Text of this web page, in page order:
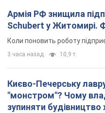
Армія РФ знищила
Schubert у Житомирі.
Коли поновить роботу
3 часа назад 10,9 т.
Києво-Печерську
"монстром"? Чому
зупиняти